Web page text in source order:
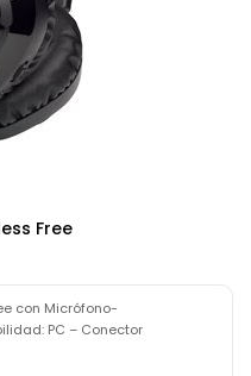
Free
con Micrófono-
PC – Conector